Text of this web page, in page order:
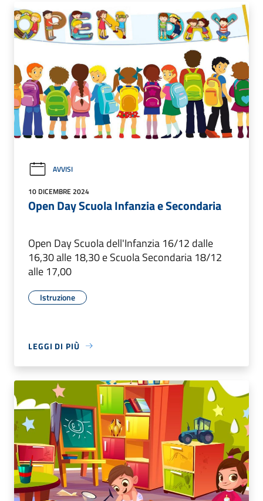
AVVISI
10 DICEMBRE 2024
Open Day Scuola Infanzia e Secondaria
Open Day Scuola dell'Infanzia 16/12 dalle
16,30 alle 18,30 e Scuola Secondaria 18/12
alle 17,00
Istruzione
LEGGI DI PIÙ